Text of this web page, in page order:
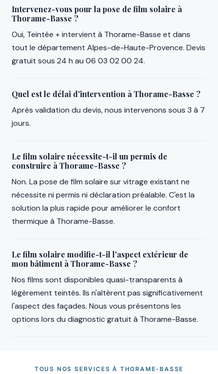
Intervenez-vous pour la pose de film solaire à
Thorame-Basse ?
Oui, Teintée + intervient à Thorame-Basse et dans
tout le département Alpes-de-Haute-Provence. Devis
gratuit sous 24 h au 06 03 02 00 24.
Quel est le délai d'intervention à Thorame-Basse ?
Après validation du devis, nous intervenons sous 3 à 7
jours.
Le film solaire nécessite-t-il un permis de
construire à Thorame-Basse ?
Non. La pose de film solaire sur vitrage existant ne
nécessite ni permis ni déclaration préalable. C'est la
solution la plus rapide pour améliorer le confort
thermique à Thorame-Basse.
Le film solaire modifie-t-il l'aspect extérieur de
mon bâtiment à Thorame-Basse ?
Nos films sont disponibles quasi-transparents à
légèrement teintés. Ils n'altèrent pas significativement
l'aspect des façades. Nous vous présentons les
options lors du diagnostic gratuit à Thorame-Basse.
TOUS NOS SERVICES À THORAME-BASSE